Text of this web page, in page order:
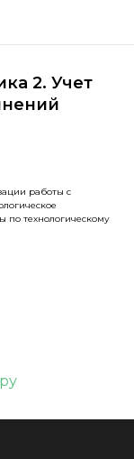
2. Учет
работы с
по технологическому